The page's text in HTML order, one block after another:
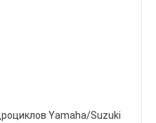
Yamaha/Suzuki